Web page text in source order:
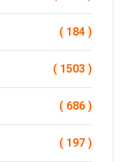
( 184 )
( 1503 )
( 686 )
( 197 )